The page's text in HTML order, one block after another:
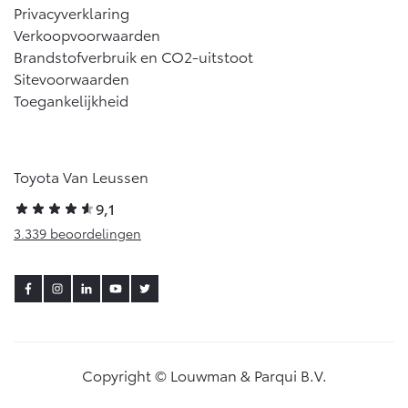
Vanaf € 46.301,-
Land Cruiser (excl. BTW)
Vanaf € 89.986,-
Privacyverklaring
Verkoopvoorwaarden
Brandstofverbruik en CO2-uitstoot
Sitevoorwaarden
Toegankelijkheid
Toyota Van Leussen
9,1
3.339 beoordelingen
Copyright © Louwman & Parqui B.V.